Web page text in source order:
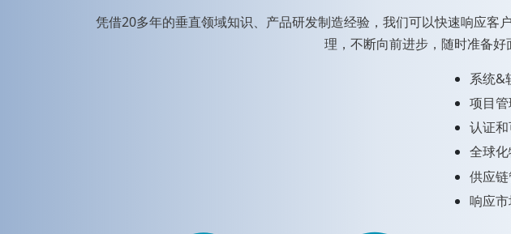
凭借20多年的垂直领域知识、产品研发制造经验，我们可以快速响应
理，不断向前进步，随时准备好
系统&
项目
认证
全球
供应
响应